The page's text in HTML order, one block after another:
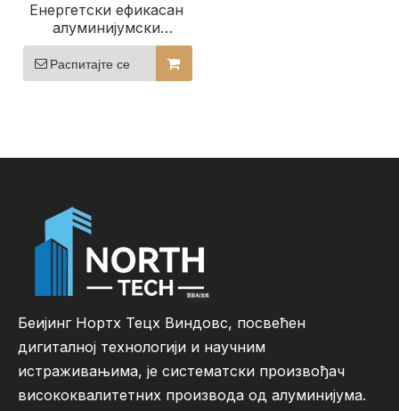
Енергетски ефикасан
алуминијумски
двопреклопни
стаклени прозор за
модерне просторе
Распитајте се
Беијинг Нортх Тецх Виндовс, посвећен
дигиталној технологији и научним
истраживањима, је систематски произвођач
висококвалитетних производа од алуминијума.